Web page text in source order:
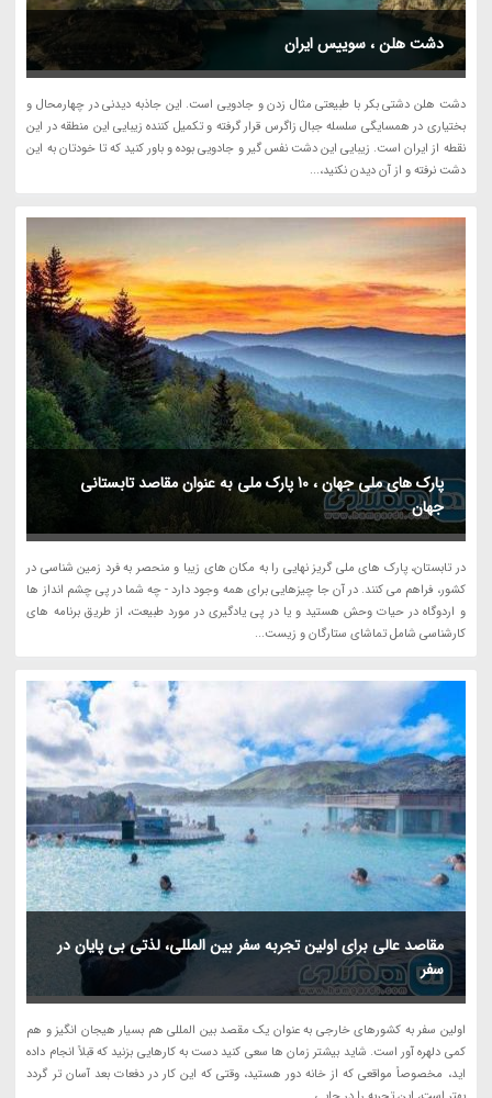
دشت هلن ، سوییس ایران
دشت هلن دشتی بکر با طبیعتی مثال زدن و جادویی است. این جاذبه دیدنی در چهارمحال و
بختیاری در همسایگی سلسله جبال زاگرس قرار گرفته و تکمیل کننده زیبایی این منطقه در این
نقطه از ایران است. زیبایی این دشت نفس گیر و جادویی بوده و باور کنید که تا خودتان به این
دشت نرفته و از آن دیدن نکنید،...
پارک های ملی جهان ، 10 پارک ملی به عنوان مقاصد تابستانی
جهان
در تابستان، پارک های ملی گریز نهایی را به مکان های زیبا و منحصر به فرد زمین شناسی در
کشور، فراهم می کنند. در آن جا چیزهایی برای همه وجود دارد - چه شما در پی چشم انداز ها
و اردوگاه در حیات وحش هستید و یا در پی یادگیری در مورد طبیعت، از طریق برنامه های
کارشناسی شامل تماشای ستارگان و زیست...
مقاصد عالی برای اولین تجربه سفر بین المللی، لذتی بی پایان در
سفر
اولین سفر به کشورهای خارجی به عنوان یک مقصد بین المللی هم بسیار هیجان انگیز و هم
کمی دلهره آور است. شاید بیشتر زمان ها سعی کنید دست به کارهایی بزنید که قبلاً انجام داده
اید، مخصوصاً مواقعی که از خانه دور هستید، وقتی که این کار در دفعات بعد آسان تر گردد